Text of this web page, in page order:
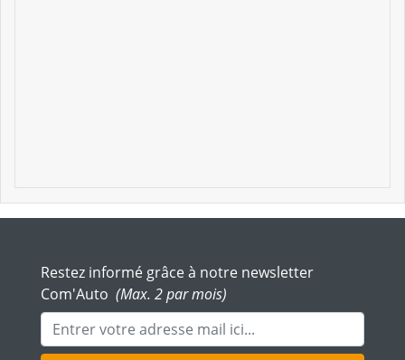
Restez informé grâce à notre newsletter
Com'Auto (Max. 2 par mois)
Adresse mail